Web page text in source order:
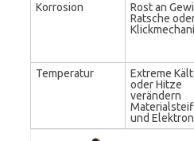
Korrosion
Rost an
Ratsche
Temperatur
Extreme
oder Hitze
verändern
und